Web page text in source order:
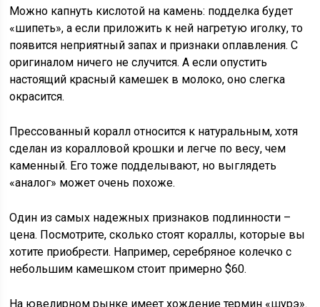
Можно капнуть кислотой на камень: подделка будет
«шипеть», а если приложить к ней нагретую иголку, то
появится неприятный запах и признаки оплавления. С
оригиналом ничего не случится. А если опустить
настоящий красный камешек в молоко, оно слегка
окрасится.
Прессованный коралл относится к натуральным, хотя
сделан из коралловой крошки и легче по весу, чем
каменный. Его тоже подделывают, но выглядеть
«аналог» может очень похоже.
Один из самых надежных признаков подлинности –
цена. Посмотрите, сколько стоят кораллы, которые вы
хотите приобрести. Например, серебряное колечко с
небольшим камешком стоит примерно $60.
На ювелирном рынке имеет хождение термин «шурэ».